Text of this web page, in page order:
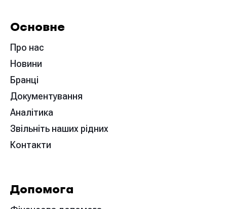
Основне
Про нас
Новини
Бранці
Документування
Аналітика
Звільніть наших рідних
Контакти
Допомога